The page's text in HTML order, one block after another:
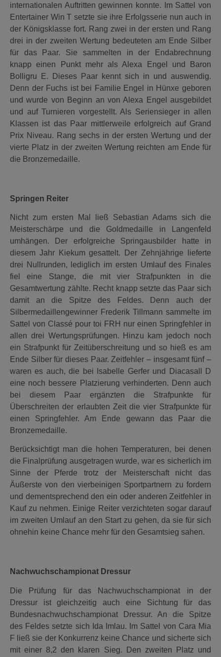
internationalen Auftritten gewinnen konnte. Im Sattel von
Entertainer Win T setzte sie ihre Erfolgsserie nun auch in
der Königsklasse fort. Rang zwei in der ersten und Rang
drei in der zweiten Wertung bedeuteten am Ende Silber
für das Paar. Sie sammelten in der Endabrechnung
knapp einen Punkt mehr als Alexa Engel und Baron
Bolligru E. Dieses Paar kennt sich in und auswendig.
Denn der Fuchs ist bei Familie Engel in Hünxe geboren
und wurde von Beginn an von Alexa Engel ausgebildet
und auf Turnieren vorgestellt. Als Seriensieger in allen
Klassen ist das Paar mittlerweile erfolgreich auf Grand
Prix Niveau. Rang sechs in der ersten Wertung und der
vierte Platz in der zweiten Wertung reichten am Ende für
die Bronzemedaille.
Springen Reiter
Nicht zum ersten Mal ließ Sebastian Adams sich die
Meisterschärpe und die Goldmedaille in Langenfeld
umhängen. Der erfolgreiche Springausbilder hatte in
diesem Jahr Kiekum gesattelt. Der Zehnjährige lieferte
drei Nullrunden, lediglich im ersten Umlauf des Finales
fiel eine Stange, die mit vier Strafpunkten in die
Gesamtwertung zählte. Recht knapp setzte das Paar sich
damit an die Spitze des Feldes. Denn auch der
Silbermedaillengewinner Frederik Tillmann sammelte im
Sattel von Classé pour toi FRH nur einen Springfehler in
allen drei Wertungsprüfungen. Hinzu kam jedoch noch
ein Strafpunkt für Zeitüberschreitung und so hieß es am
Ende Silber für dieses Paar. Zeitfehler – insgesamt fünf –
waren es auch, die bei Isabelle Gerfer und Diacasall D
eine noch bessere Platzierung verhinderten. Denn auch
bei diesem Paar ergänzten die Strafpunkte für
Überschreiten der erlaubten Zeit die vier Strafpunkte für
einen Springfehler. Am Ende gewann das Paar die
Bronzemedaille.
Berücksichtigt man die hohen Temperaturen, bei denen
die Finalprüfung ausgetragen wurde, war es sicherlich im
Sinne der Pferde trotz der Meisterschaft nicht das
Äußerste von den vierbeinigen Sportpartnern zu fordern
und dementsprechend den ein oder anderen Zeitfehler in
Kauf zu nehmen. Einige Reiter verzichteten sogar darauf
im zweiten Umlauf an den Start zu gehen, da sie für sich
ohnehin keine Chance mehr für den Gesamtsieg sahen.
Nachwuchschampionat Dressur
Die Prüfung für das Nachwuchschampionat in der
Dressur ist gleichzeitig auch eine Sichtung für das
Bundesnachwuchschampionat Dressur. An die Spitze
des Feldes setzte sich Ida Imlau. Im Sattel von Cara Mia
F ließ sie der Konkurrenz keine Chance und sicherte sich
mit einer 8,2 den klaren Sieg. Den zweiten Platz und